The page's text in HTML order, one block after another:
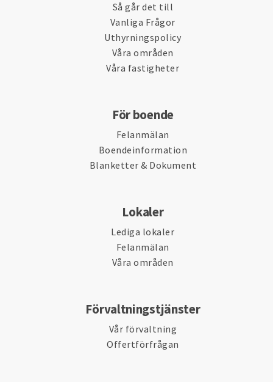
Så går det till
Vanliga Frågor
Uthyrningspolicy
Våra områden
Våra fastigheter
För boende
Felanmälan
Boendeinformation
Blanketter & Dokument
Lokaler
Lediga lokaler
Felanmälan
Våra områden
Förvaltningstjänster
Vår förvaltning
Offertförfrågan